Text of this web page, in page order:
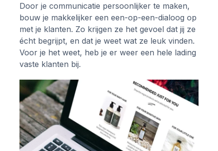
Door je communicatie persoonlijker te maken,
bouw je makkelijker een een-op-een-dialoog op
met je klanten. Zo krijgen ze het gevoel dat jij ze
écht begrijpt, en dat je weet wat ze leuk vinden.
Voor je het weet, heb je er weer een hele lading
vaste klanten bij.